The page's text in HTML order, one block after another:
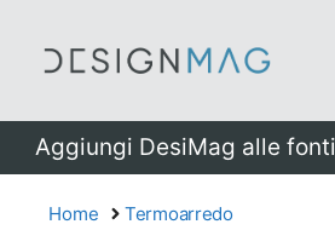
Aggiungi DesiMag alle
Home Termoarredo